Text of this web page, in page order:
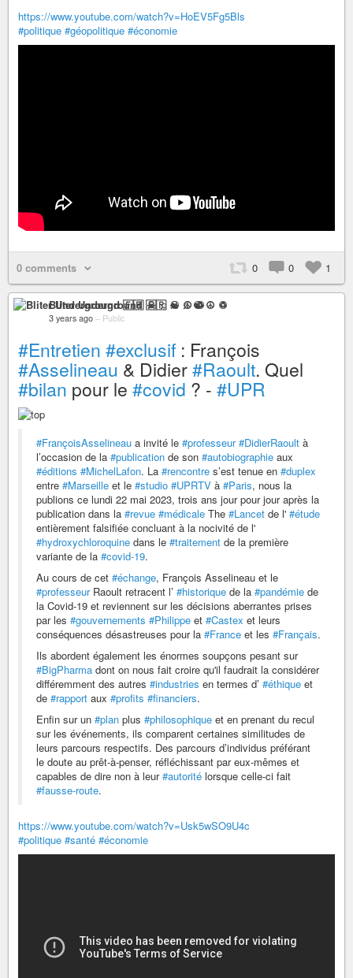
https://www.youtube.com/watch?v=HoEV5Fg5Bls
#politique #géopolitique #économie
0 comments 0 0 1
Bliter Underground 🇫🇷 ☠ ♫ ☯ ☮ ♽
3 years ago – Public
#Entretien #exclusif : François
#Asselineau & Didier#Raoult. Quel
#bilan pour le #covid ? - #UPR
#FrançoisAsselineau a invité le #professeur #DidierRaoult à
l’occasion de la #publication de son #autobiographie aux
#éditions #MichelLafon. La #rencontre s’est tenue en #duplex
entre #Marseille et le #studio #UPRTV à #Paris, nous la
publions ce lundi 22 mai 2023, trois ans jour pour jour après la
publication dans la #revue #médicale The #Lancet de l' #étude
entièrement falsifiée concluant à la nocivité de l'
#hydroxychloroquine dans le #traitement de la première
variante de la #covid-19.
Au cours de cet #échange, François Asselineau et le
#professeurRaoult retracent l’ #historique de la #pandémie de
la Covid-19 et reviennent sur les décisions aberrantes prises
par les #gouvernements #Philippe et #Castex et leurs
conséquences désastreuses pour la #France et les #Français.
Ils abordent également les énormes soupçons pesant sur
#BigPharma dont on nous fait croire qu'il faudrait la considérer
différemment des autres #industries en termes d’ #éthique et
de #rapport aux #profits #financiers.
Enfin sur un #plan plus #philosophique et en prenant du recul
sur les événements, ils comparent certaines similitudes de
leurs parcours respectifs. Des parcours d’individus préférant
le doute au prêt-à-penser, réfléchissant par eux-mêmes et
capables de dire non à leur#autorité lorsque celle-ci fait
#fausse-route.
https://www.youtube.com/watch?v=Usk5wSO9U4c
#politique #santé #économie